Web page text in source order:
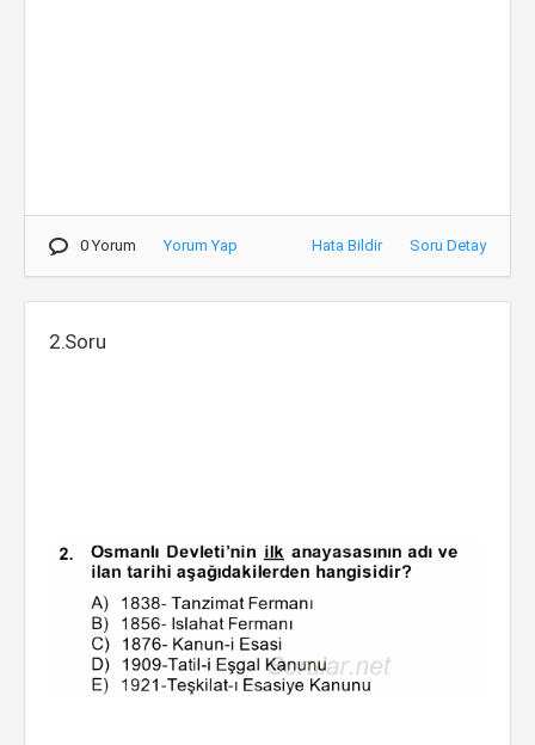
0 Yorum Yorum Yap Hata Bildir Soru Detay
2.Soru